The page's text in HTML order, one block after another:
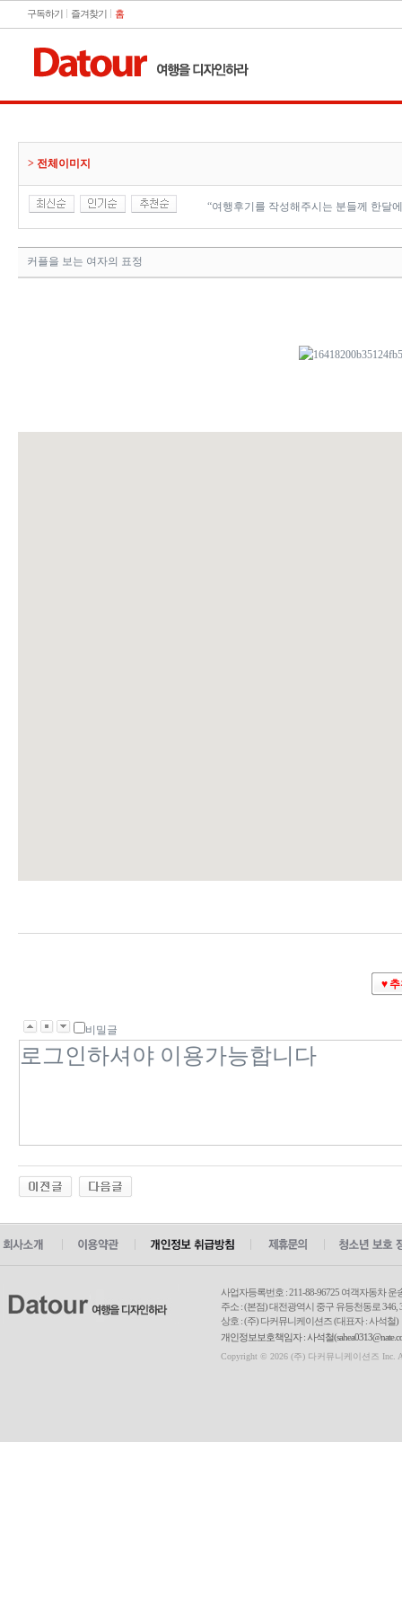
구독하기 즐겨찾기 홈
> 전체이미지
“여행후기를 작성해주시는 분들께 한달
커플을 보는 여자의 표정
♥
비밀글
사업자등록번호 : 211-88-96725 여객자동차
주소 : (본점) 대전광역시 중구 유등천동로
상호 : (주) 다커뮤니케이션즈 (대표자 : 사석철)
개인정보보호책임자 : 사석철
Copyright © 2026 (주) 다커뮤니케이션즈 Inc.